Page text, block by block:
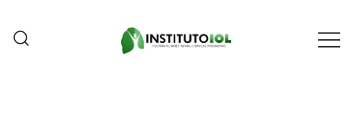
para
conteúdo